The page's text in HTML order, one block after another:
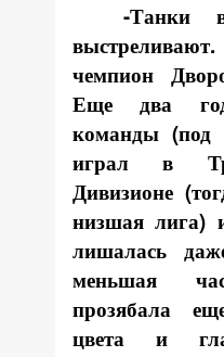
-Танки
чемпион
Еще два
команды (под
играл в
Дивизионе
низшая лига)
лишалась
меньшая
прозябала
цвета и